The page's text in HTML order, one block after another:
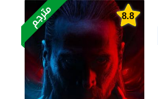
8.8 مترجم